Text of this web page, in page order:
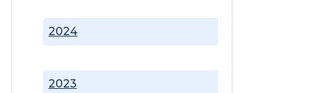
2023
2024